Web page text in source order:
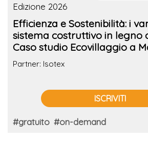
Edizione 2026
Efficienza e Sostenibilità: i
sistema costruttivo in legno
Caso studio Ecovillaggio a
Partner: Isotex
ISCRIVITI
#gratuito #on-demand